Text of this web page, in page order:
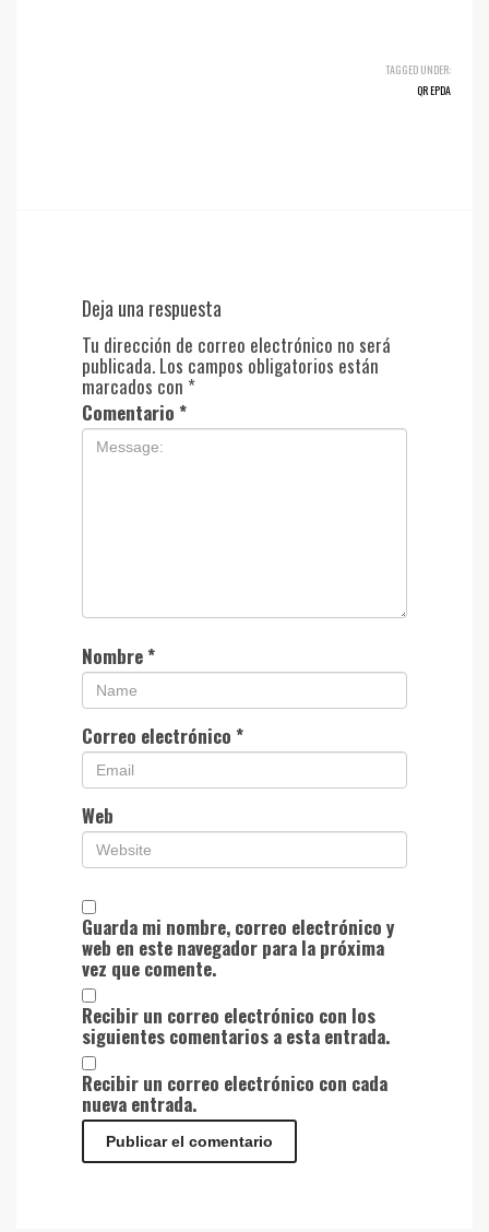
TAGGED UNDER:
QR EPDA
Deja una respuesta
Tu dirección de correo electrónico no será
publicada. Los campos obligatorios están
marcados con *
Comentario *
Nombre*
Correo electrónico *
Web
Guarda mi nombre, correo electrónico y
web en este navegador para la próxima
vez que comente.
Recibir un correo electrónico con los
siguientes comentarios a esta entrada.
Recibir un correo electrónico con cada
nueva entrada.